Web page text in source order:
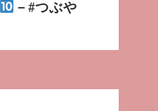
－#つぶや